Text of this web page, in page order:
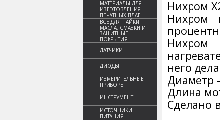
МАТЕРИАЛЫ ДЛЯ
ИЗГОТОВЛЕНИЯ
ПЕЧАТНЫХ ПЛАТ
ВСЕ ДЛЯ ПАЙКИ:
МАСЛА, СМАЗКИ И
ЗАЩИТНЫЕ
ПОКРЫТИЯ
ДАТЧИКИ
ДИОДЫ
ИЗМЕРИТЕЛЬНЫЕ
ПРИБОРЫ
ИНСТРУМЕНТ
ИСТОЧНИКИ
ПИТАНИЯ
Нихром
Нихром
Нихром
него
Диаметр
Длина
Сделано